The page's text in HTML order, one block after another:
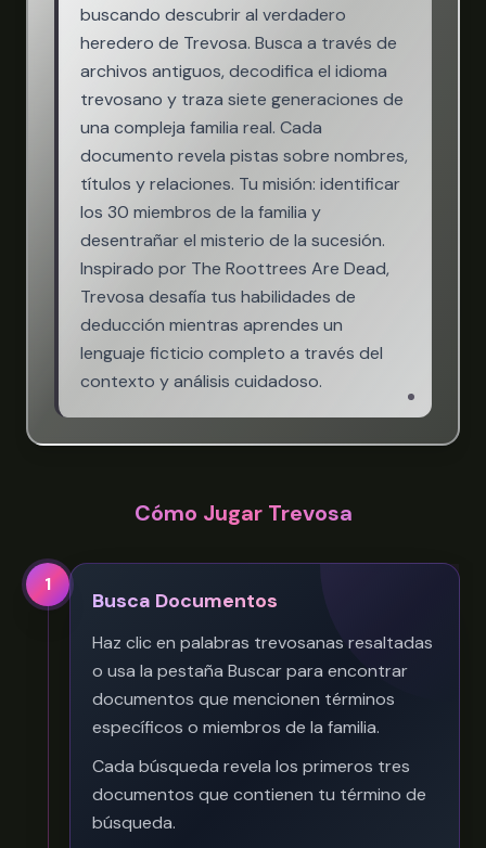
buscando descubrir al verdadero
heredero de Trevosa. Busca a través de
archivos antiguos, decodifica el idioma
trevosano y traza siete generaciones de
una compleja familia real. Cada
documento revela pistas sobre nombres,
títulos y relaciones. Tu misión: identificar
los 30 miembros de la familia y
desentrañar el misterio de la sucesión.
Inspirado por The Roottrees Are Dead,
Trevosa desafía tus habilidades de
deducción mientras aprendes un
lenguaje ficticio completo a través del
contexto y análisis cuidadoso.
Cómo Jugar Trevosa
1
Busca Documentos
Haz clic en palabras trevosanas resaltadas
o usa la pestaña Buscar para encontrar
documentos que mencionen términos
específicos o miembros de la familia.
Cada búsqueda revela los primeros tres
documentos que contienen tu término de
búsqueda.